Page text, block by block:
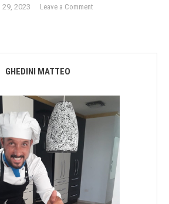
29, 2023 Leave a Comment
GHEDINI MATTEO